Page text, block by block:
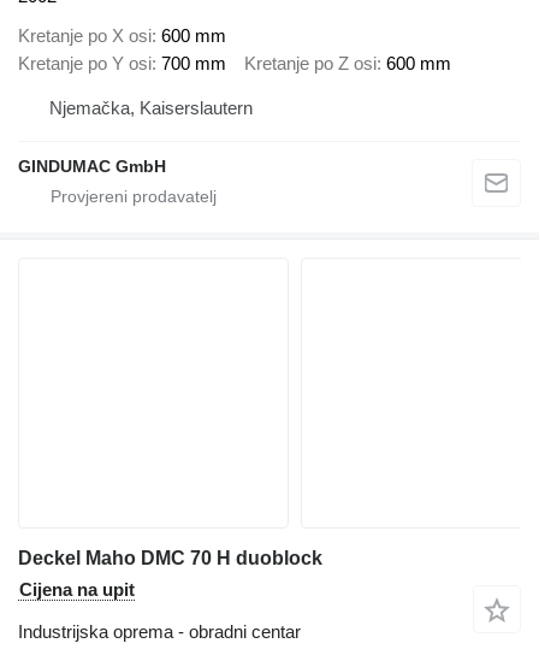
Kretanje po X osi 600 mm
Kretanje po Y osi 700 mm Kretanje po Z osi 600 mm
Njemačka, Kaiserslautern
GINDUMAC GmbH
Deckel Maho DMC 70 H duoblock
Cijena na upit
Industrijska oprema - obradni centar